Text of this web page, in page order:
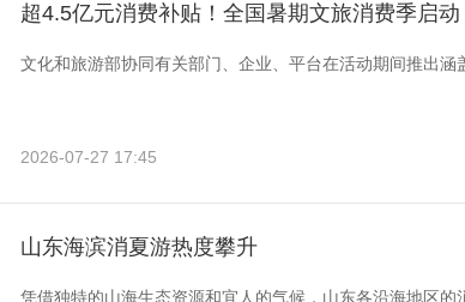
超4.5亿元消费补贴！全国暑期文旅消费季启动
文化和旅游部协同有关部门、企业、平台在活动期间推出涵
2026-07-27 17:45
山东海滨消夏游热度攀升
凭借独特的山海生态资源和宜人的气候，山东各沿海地区的